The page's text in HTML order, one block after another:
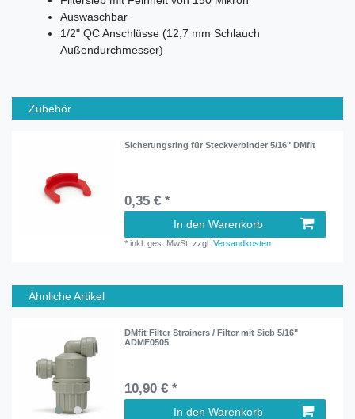
Auswaschbar
1/2" QC Anschlüsse (12,7 mm Schlauch
Außendurchmesser)
Zubehör
Sicherungsring für Steckverbinder 5/16" DMfit
0,35 € *
In den Warenkorb
*inkl. ges. MwSt. zzgl.Versandkosten
Ähnliche Artikel
DMfit Filter Strainers / Filter mit Sieb 5/16"
ADMF0505
10,90 € *
In den Warenkorb